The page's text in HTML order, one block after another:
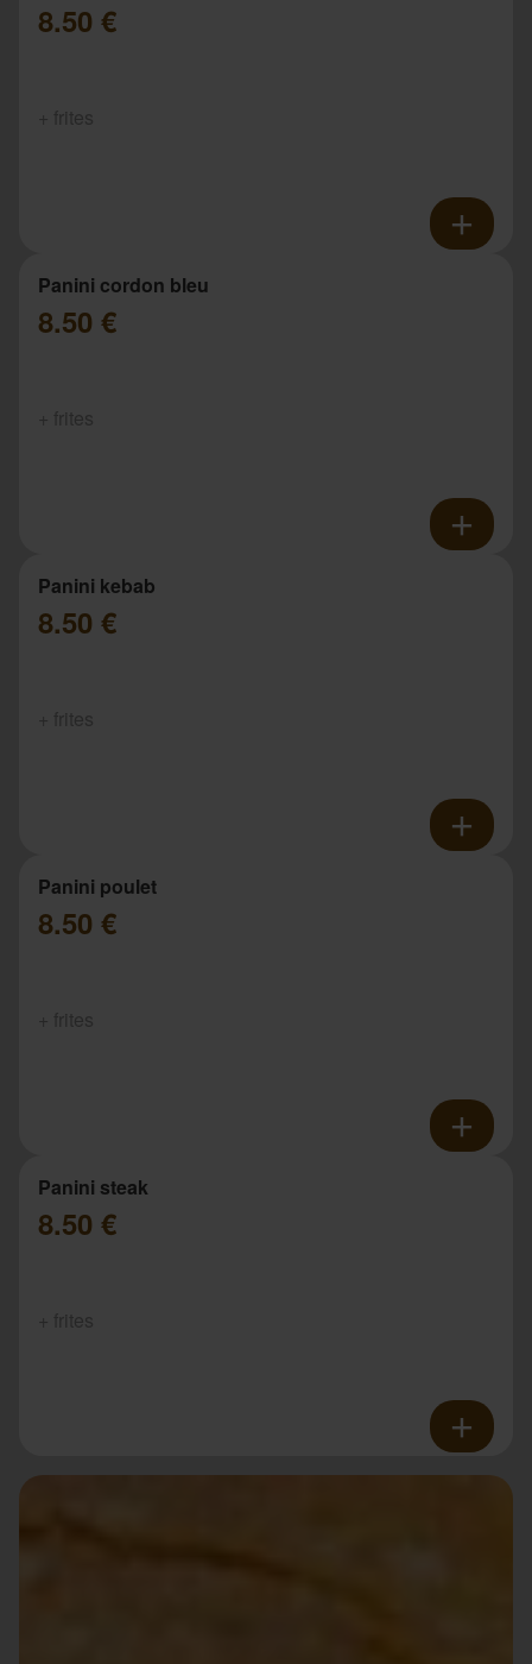
8.50 €
Panini cordon bleu
8.50 €
Panini kebab
8.50 €
Panini poulet
8.50 €
Panini steak
8.50 €